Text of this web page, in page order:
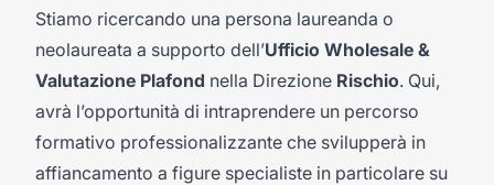
Stiamo ricercando una persona laureanda o
neolaureata a supporto dell’Ufficio Wholesale &
Valutazione Plafond nella Direzione Rischio. Qui,
avrà l’opportunità di intraprendere un percorso
formativo professionalizzante che svilupperà in
affiancamento a figure specialiste in particolare su